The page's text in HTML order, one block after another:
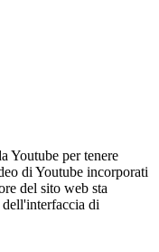
Youtube per tenere
di Youtube incorporati
del sito web sta
di